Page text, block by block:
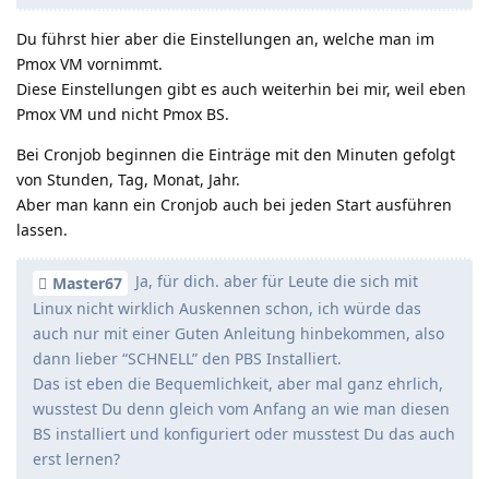
Du führst hier aber die Einstellungen an, welche man im
Pmox VM vornimmt.
Diese Einstellungen gibt es auch weiterhin bei mir, weil eben
Pmox VM und nicht Pmox BS.
Bei Cronjob beginnen die Einträge mit den Minuten gefolgt
von Stunden, Tag, Monat, Jahr.
Aber man kann ein Cronjob auch bei jeden Start ausführen
lassen.
Master67
Ja, für dich. aber für Leute die sich mit
Linux nicht wirklich Auskennen schon, ich würde das
auch nur mit einer Guten Anleitung hinbekommen, also
dann lieber “SCHNELL” den PBS Installiert.
Das ist eben die Bequemlichkeit, aber mal ganz ehrlich,
wusstest Du denn gleich vom Anfang an wie man diesen
BS installiert und konfiguriert oder musstest Du das auch
erst lernen?